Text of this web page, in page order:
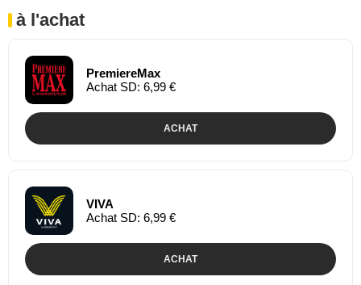
à l'achat
PremiereMax
Achat SD: 6,99 €
ACHAT
VIVA
Achat SD: 6,99 €
ACHAT